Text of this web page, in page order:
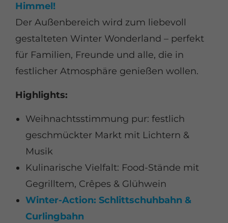
Himmel!
Der Außenbereich wird zum liebevoll
gestalteten Winter Wonderland – perfekt
für Familien, Freunde und alle, die in
festlicher Atmosphäre genießen wollen.
Highlights:
⁠Weihnachtsstimmung pur: festlich
geschmückter Markt mit Lichtern &
Musik
Kulinarische Vielfalt: Food-Stände mit
Gegrilltem, Crêpes & Glühwein
Winter-Action: Schlittschuhbahn &
Curlingbahn